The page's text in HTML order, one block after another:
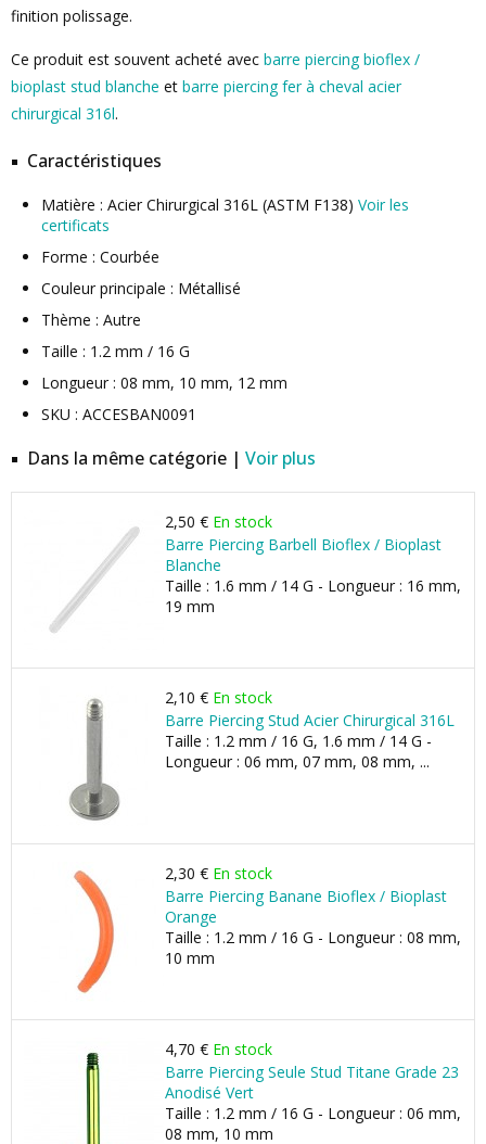
finition polissage.
Ce produit est souvent acheté avec barre piercing bioflex /
bioplast stud blanche et barre piercing fer à cheval acier
chirurgical 316l.
Caractéristiques
Matière : Acier Chirurgical 316L (ASTM F138) Voir les
certificats
Forme : Courbée
Couleur principale : Métallisé
Thème : Autre
Taille : 1.2 mm / 16 G
Longueur : 08 mm, 10 mm, 12 mm
SKU : ACCESBAN0091
Dans la même catégorie | Voir plus
2,50 € En stock
Barre Piercing Barbell Bioflex / Bioplast
Blanche
Taille : 1.6 mm / 14 G - Longueur : 16 mm,
19 mm
2,10 € En stock
Barre Piercing Stud Acier Chirurgical 316L
Taille : 1.2 mm / 16 G, 1.6 mm / 14 G -
Longueur : 06 mm, 07 mm, 08 mm, ...
2,30 € En stock
Barre Piercing Banane Bioflex / Bioplast
Orange
Taille : 1.2 mm / 16 G - Longueur : 08 mm,
10 mm
4,70 € En stock
Barre Piercing Seule Stud Titane Grade 23
Anodisé Vert
Taille : 1.2 mm / 16 G - Longueur : 06 mm,
08 mm, 10 mm